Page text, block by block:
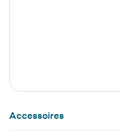
Accessoires